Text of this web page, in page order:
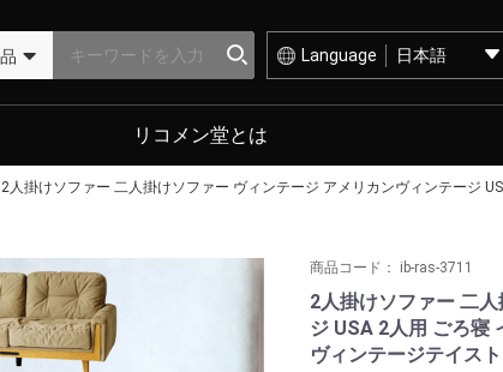
Language
リコメン堂とは
2人掛けソファー 二人掛けソファー ヴィンテージ アメリカンヴィンテージ
商品コード： ib-ras-3711
2人掛けソファー 二
ジ USA 2人用 ごろ寝
ヴィンテージテイス